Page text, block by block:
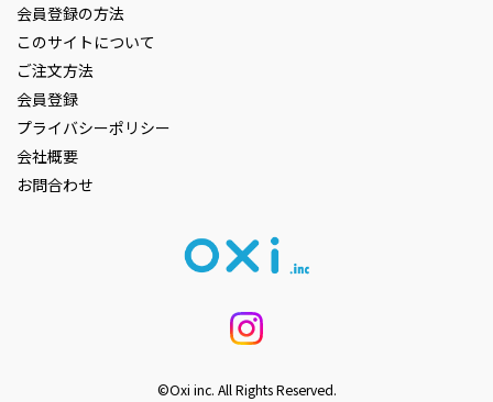
会員登録の方法
このサイトについて
ご注文方法
会員登録
プライバシーポリシー
会社概要
お問合わせ
©Oxi inc. All Rights Reserved.